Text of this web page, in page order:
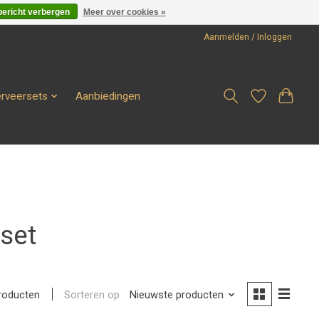
Aanmelden / Inloggen
Aanbiedingen
Sorteren op Nieuwste producten
verbergen Meer over cookies »